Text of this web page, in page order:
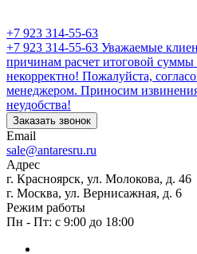
+7 923 314-55-63
+7 923 314-55-63 Уважаемые
причинам расчет итоговой суммы
некорректно! Пожалуйста,
менеджером. Приносим
неудобства!
Заказать звонок
Email
sale@antaresru.ru
Адрес
г. Красноярск, ул. Молокова, д. 46
г. Москва, ул. Вернисажная, д. 6
Режим работы
Пн - Пт: с 9:00 до 18:00